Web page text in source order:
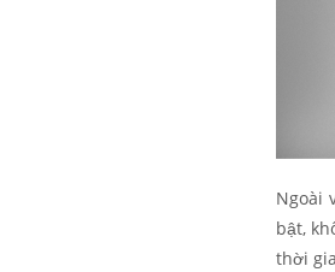
Ngoài
bật,
thời